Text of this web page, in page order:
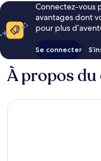
Connectez-vous
avantages dont
pour plus
Se connecter
À propos